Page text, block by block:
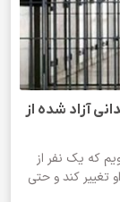
آزاد شده از
که یک نفر از
تغییر کند و حتی